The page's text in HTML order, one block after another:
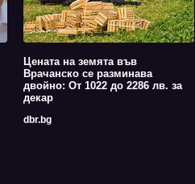
Цената на земята във
Врачанско се разминава
двойно: От 1022 до 2286 лв. за
декар
dbr.bg